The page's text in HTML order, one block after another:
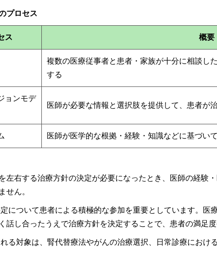
プロセス
ス 概要
複数の医療従事者と患者・家族が十分に相談し
する
ョンモデ
医師が必要な情報と選択肢を提供して、患者が
医師が医学的な根拠・経験・知識などに基づい
左右する治療方針の決定が必要になったとき、医師の経験
せん。
について患者による積極的な参加を重要としています。医
話し合ったうえで治療方針を決定することで、患者の満足
る対象は、腎代替療法やがんの治療選択、日常診療におけ